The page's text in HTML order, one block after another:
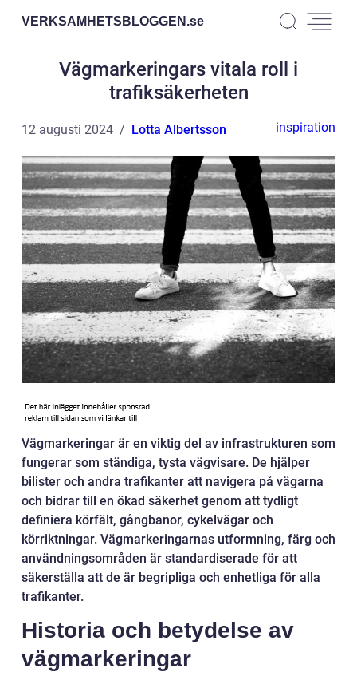
VERKSAMHETSBLOGGEN.se
Vägmarkeringars vitala roll i
trafiksäkerheten
12 augusti 2024 Lotta Albertsson inspiration
Vägmarkeringar är en viktig del av infrastrukturen som
fungerar som ständiga, tysta vägvisare. De hjälper
bilister och andra trafikanter att navigera på vägarna
och bidrar till en ökad säkerhet genom att tydligt
definiera körfält, gångbanor, cykelvägar och
körriktningar. Vägmarkeringarnas utformning, färg och
användningsområden är standardiserade för att
säkerställa att de är begripliga och enhetliga för alla
trafikanter.
Historia och betydelse av
vägmarkeringar